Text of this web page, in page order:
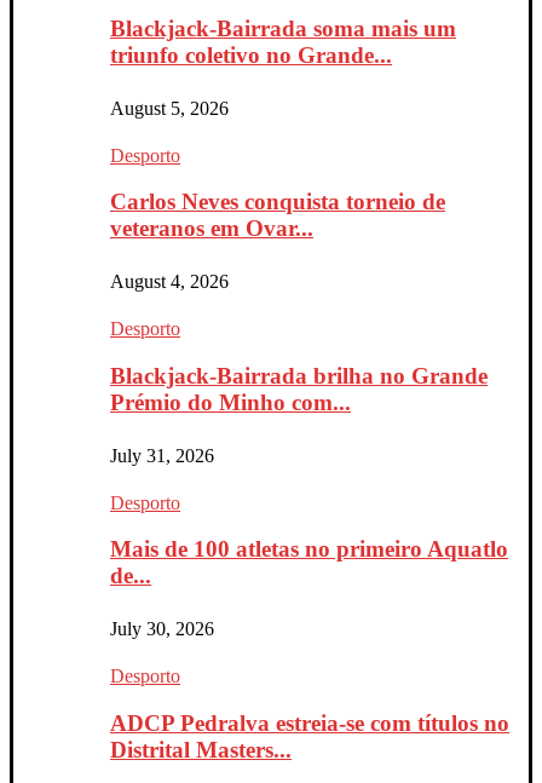
Blackjack-Bairrada soma mais um
triunfo coletivo no Grande...
August 5, 2026
Desporto
Carlos Neves conquista torneio de
veteranos em Ovar...
August 4, 2026
Desporto
Blackjack-Bairrada brilha no Grande
Prémio do Minho com...
July 31, 2026
Desporto
Mais de 100 atletas no primeiro Aquatlo
de...
July 30, 2026
Desporto
ADCP Pedralva estreia-se com títulos no
Distrital Masters...